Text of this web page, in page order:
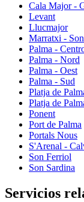
Cala Major -
Levant
Llucmajor
Marratxi -
Palma -
Palma - Nord
Palma - Oest
Palma - Sud
Platja de
Platja de
Ponent
Port de Palma
Portals Nous
S'Arenal -
Son Ferriol
Son Sardina
Servicios